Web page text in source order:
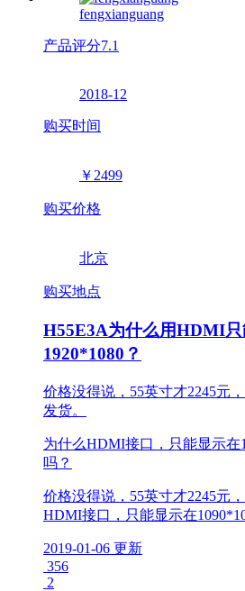
fengxianguang
产品评分7.1
2018-12
购买时间
￥2499
购买价格
北京
购买地点
H55E3A为什么用HDMI
1920*1080？
价格没得说，55英寸才2245元
发货。
为什么HDMI接口，只能显示在
吗？
价格没得说，55英寸才2245元
HDMI接口，只能显示在
2019-01-06 更新
356
2